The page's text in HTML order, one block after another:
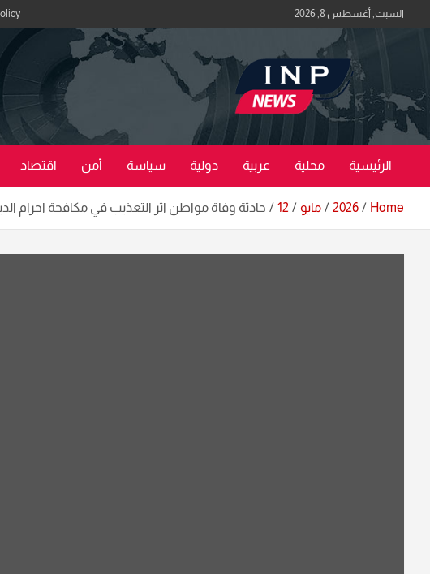
السبت, أغسطس 8, 2026
منصة اخبار العراق
اكبر منصة خبرية في العراق | #الحقيقة_اولاً
الرئيسية محلية عربية دولية سياسة أمن اقتصاد
Home
2026 مايو 12 حادثة وفاة مواطن اثر التعذيب في مكافحة اجرام